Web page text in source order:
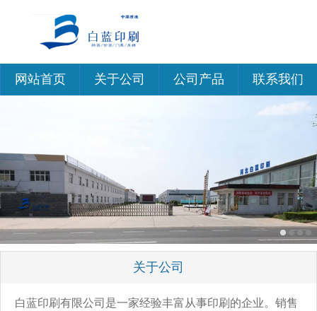
网站首页 关于公司 公司产品 联系我们
关于公司
白蓝印刷有限公司是一家经验丰富从事印刷的企业。销售